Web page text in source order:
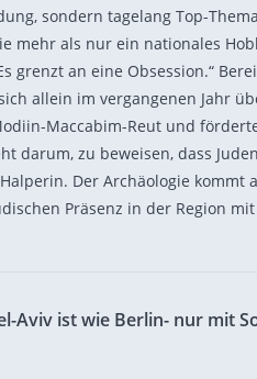
sondern tagelang Top-
mehr als nur ein nationales
grenzt an eine Obsession.“
allein im vergangenen Jahr
Maccabim-Reut und
darum, zu beweisen, dass
Der Archäologie kommt
Präsenz in der Region mit
Aviv ist wie Berlin- nur mit